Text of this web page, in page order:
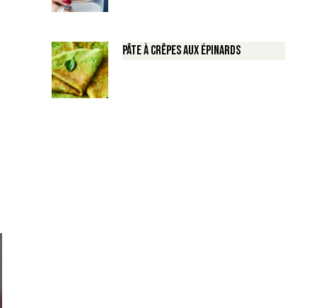
Pâte à crêpes aux épinards